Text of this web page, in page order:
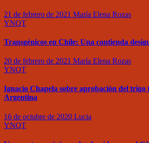
21 de febrero de 2021 María Elena Rozas
YNQT
Transgénicos en Chile: Una contienda
20 de febrero de 2021 María Elena Rozas
YNQT
Ignacio Chapela sobre aprobación del trigo
Argentina
16 de octubre de 2020 Lucia
YNQT